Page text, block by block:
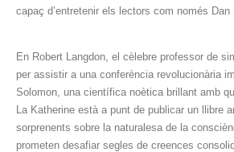
capaç d’entretenir els lectors com només Dan
En Robert Langdon, el cèlebre professor de
per assistir a una conferència revolucionària
Solomon, una científica noètica brillant amb
La Katherine està a punt de publicar un llibre
sorprenents sobre la naturalesa de la
prometen desafiar segles de creences